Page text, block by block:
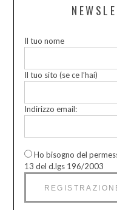
Il tuo nome
Il tuo sito (se ce l’hai)
Indirizzo email:
Ho bisogno del
13 del d.lgs 196/2003